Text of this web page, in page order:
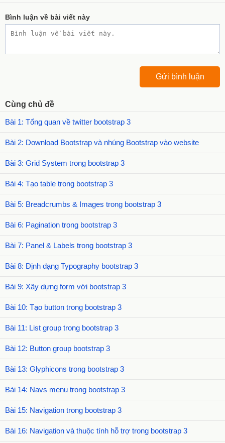
Bình luận về bài viết này
Cùng chủ đề
Bài 1: Tổng quan về twitter bootstrap 3
Bài 2: Download Bootstrap và nhúng Bootstrap vào website
Bài 3: Grid System trong bootstrap 3
Bài 4: Tạo table trong bootstrap 3
Bài 5: Breadcrumbs & Images trong bootstrap 3
Bài 6: Pagination trong bootstrap 3
Bài 7: Panel & Labels trong bootstrap 3
Bài 8: Định dạng Typography bootstrap 3
Bài 9: Xây dựng form với bootstrap 3
Bài 10: Tạo button trong bootstrap 3
Bài 11: List group trong bootstrap 3
Bài 12: Button group bootstrap 3
Bài 13: Glyphicons trong bootstrap 3
Bài 14: Navs menu trong bootstrap 3
Bài 15: Navigation trong bootstrap 3
Bài 16: Navigation và thuộc tính hỗ trợ trong bootstrap 3